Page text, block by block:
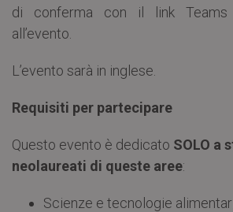
di conferma con il link Teams
all’evento.
L’evento sarà in inglese.
Requisiti per partecipare
Questo evento è dedicato SOLO a
neolaureati di queste aree:
Scienze e tecnologie